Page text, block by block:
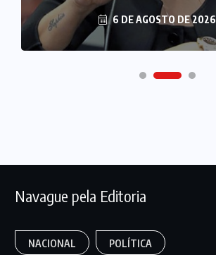
6 DE AGOSTO DE 2026
Navague pela Editoria
NACIONAL POLÍTICA